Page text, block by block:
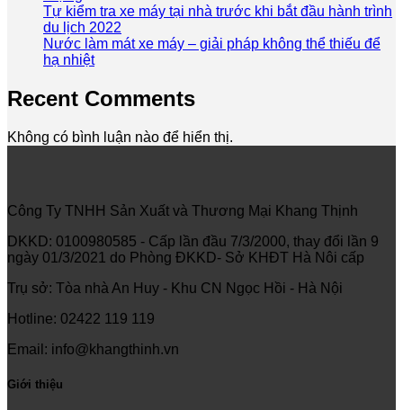
Tự kiểm tra xe máy tại nhà trước khi bắt đầu hành trình
du lịch 2022
Nước làm mát xe máy – giải pháp không thể thiếu để
hạ nhiệt
Recent Comments
Không có bình luận nào để hiển thị.
Công Ty TNHH Sản Xuất và Thương Mại Khang Thịnh
DKKD: 0100980585 - Cấp lần đầu 7/3/2000, thay đổi lần 9
ngày 01/3/2021 do Phòng ĐKKD- Sở KHĐT Hà Nôi cấp
Trụ sở: Tòa nhà An Huy - Khu CN Ngọc Hồi - Hà Nội
Hotline: 02422 119 119
Email: info@khangthinh.vn
Giới thiệu